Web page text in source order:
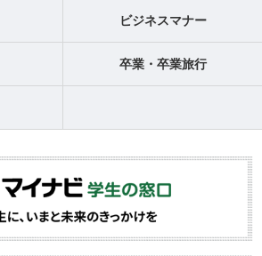
ビジネスマナー
卒業・卒業旅行